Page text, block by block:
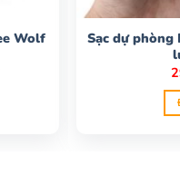
Wolf
Giá
Sạc dự phòng